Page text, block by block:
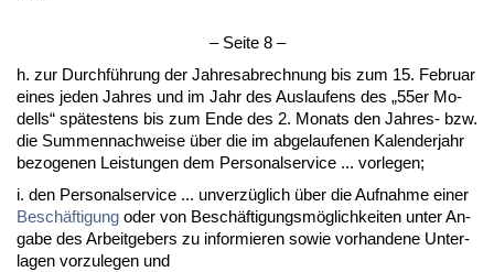
– Sei­te 8 –
h. zur Durchführung der Jah­res­ab­rech­nung bis zum 15. Fe­bru­ar
ei­nes je­den Jah­res und im Jahr des Aus­lau­fens des „55er Mo­
dells“ spätes­tens bis zum En­de des 2. Mo­nats den Jah­res- bzw.
die Sum­men­nach­wei­se über die im ab­ge­lau­fe­nen Ka­len­der­jahr
be­zo­ge­nen Leis­tun­gen dem Per­so­nal­ser­vice ... vor­le­gen;
i. den Per­so­nal­ser­vice ... un­verzüglich über die Auf­nah­me ei­ner
Beschäfti­gung oder von Beschäfti­gungsmöglich­kei­ten un­ter An­
ga­be des Ar­beit­ge­bers zu in­for­mie­ren so­wie vor­han­de­ne Un­ter­
la­gen vor­zu­le­gen und